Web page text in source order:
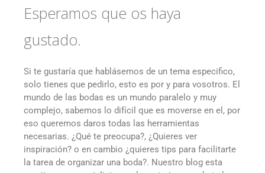
Esperamos que os haya
gustado.
Si te gustaría que hablásemos de un tema especifico,
solo tienes que pedirlo, esto es por y para vosotros. El
mundo de las bodas es un mundo paralelo y muy
complejo, sabemos lo difícil que es moverse en el, por
eso queremos daros todas las herramientas
necesarias. ¿Qué te preocupa?, ¿Quieres ver
inspiración? o en cambio ¿quieres tips para facilitarte
la tarea de organizar una boda?. Nuestro blog esta